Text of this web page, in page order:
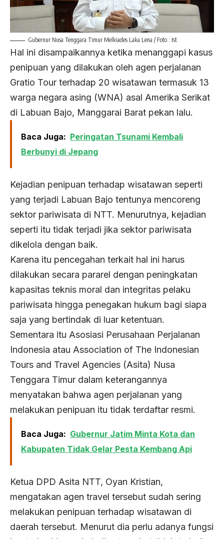
Gubernur Nusa Tenggara Timur Melkiades Laka Lena / Foto : Ist
Hal ini disampaikannya ketika menanggapi kasus
penipuan yang dilakukan oleh agen perjalanan
Gratio Tour terhadap 20 wisatawan termasuk 13
warga negara asing (WNA) asal Amerika Serikat
di Labuan Bajo, Manggarai Barat pekan lalu.
Baca Juga: Peringatan Tsunami Kembali
Berbunyi di Jepang
Kejadian penipuan terhadap wisatawan seperti
yang terjadi Labuan Bajo tentunya mencoreng
sektor pariwisata di NTT. Menurutnya, kejadian
seperti itu tidak terjadi jika sektor pariwisata
dikelola dengan baik.
Karena itu pencegahan terkait hal ini harus
dilakukan secara pararel dengan peningkatan
kapasitas teknis moral dan integritas pelaku
pariwisata hingga penegakan hukum bagi siapa
saja yang bertindak di luar ketentuan.
Sementara itu Asosiasi Perusahaan Perjalanan
Indonesia atau Association of The Indonesian
Tours and Travel Agencies (Asita) Nusa
Tenggara Timur dalam keterangannya
menyatakan bahwa agen perjalanan yang
melakukan penipuan itu tidak terdaftar resmi.
Baca Juga: Gubernur Jatim Minta Kota dan
Kabupaten Tidak Gelar Pesta Kembang Api
Ketua DPD Asita NTT, Oyan Kristian,
mengatakan agen travel tersebut sudah sering
melakukan penipuan terhadap wisatawan di
daerah tersebut. Menurut dia perlu adanya fungsi